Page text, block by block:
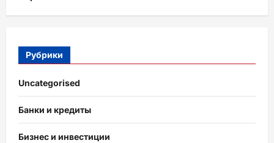
Рубрики
Uncategorised
Банки и кредиты
Бизнес и инвестиции